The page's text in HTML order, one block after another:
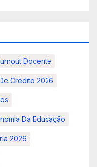
Docente
Crédito 2026
Da Educação
2026